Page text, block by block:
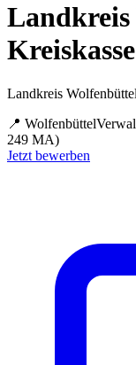
Landkreis Wolfenbüttel
📍 Wolfenbüttel
249 MA)
Jetzt bewerben